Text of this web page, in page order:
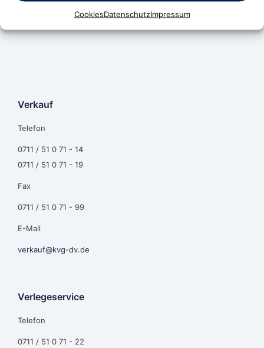
CookiesDatenschutzImpressum
D-70736 Fellbach
Verkauf
Telefon
0711 / 51 0 71 - 14
0711 / 51 0 71 - 19
Fax
0711 / 51 0 71 - 99
E-Mail
verkauf@kvg-dv.de
Verlegeservice
Telefon
0711 / 51 0 71 - 22